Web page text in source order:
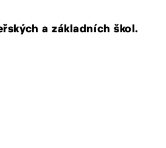
a základních škol.